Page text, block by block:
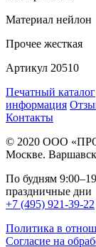
Материал нейлон
Прочее жесткая
Артикул 20510
Печатный каталог
информация
Контакты
© 2020 ООО
Москве.
По будням
праздничные дни
+7 (495) 921-39-22
Политика в
Согласие на